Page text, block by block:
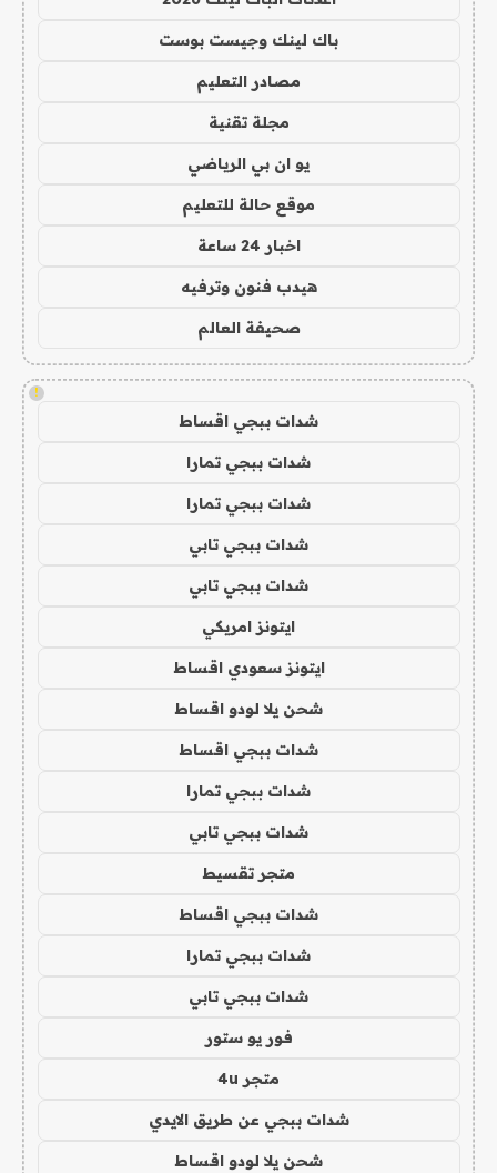
باك لينك وجيست بوست
مصادر التعليم
مجلة تقنية
يو ان بي الرياضي
موقع حالة للتعليم
اخبار 24 ساعة
هيدب فنون وترفيه
صحيفة العالم
!
شدات ببجي اقساط
شدات ببجي تمارا
شدات ببجي تمارا
شدات ببجي تابي
شدات ببجي تابي
ايتونز امريكي
ايتونز سعودي اقساط
شحن يلا لودو اقساط
شدات ببجي اقساط
شدات ببجي تمارا
شدات ببجي تابي
متجر تقسيط
شدات ببجي اقساط
شدات ببجي تمارا
شدات ببجي تابي
فور يو ستور
متجر 4u
شدات ببجي عن طريق الايدي
شحن يلا لودو اقساط